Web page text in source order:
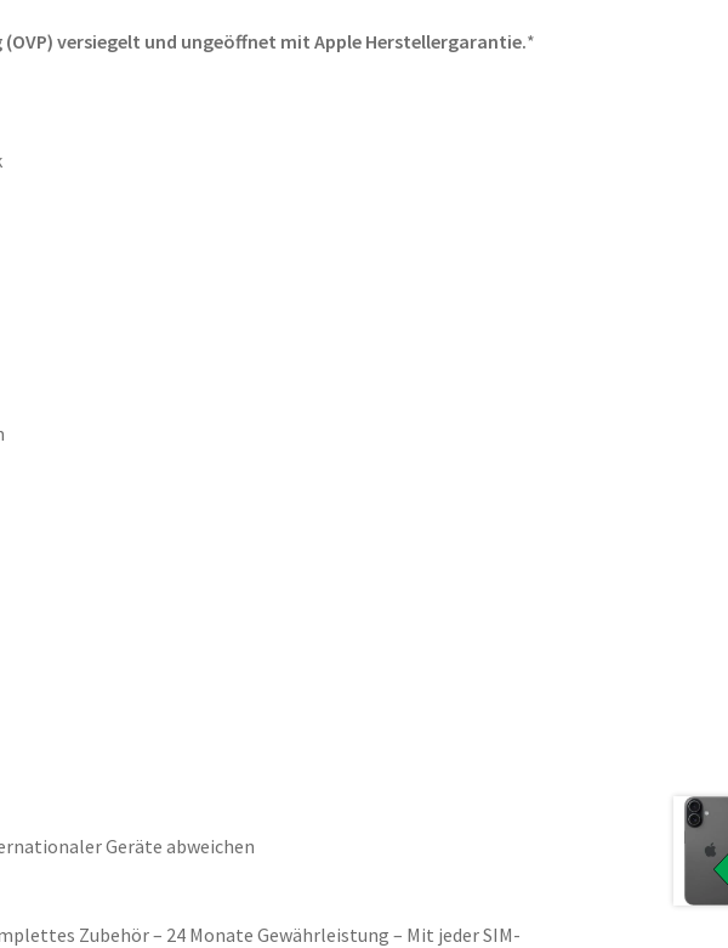
versiegelt und ungeöffnet mit Apple Herstellergarantie.*
Geräte abweichen
Zubehör – 24 Monate Gewährleistung – Mit jeder SIM-